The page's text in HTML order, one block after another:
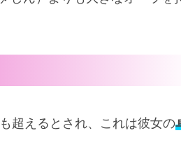
超えるとされ、これは彼女の